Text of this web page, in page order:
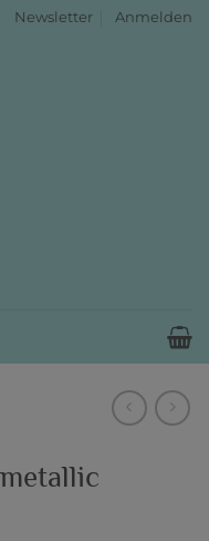
Newsletter Anmelden